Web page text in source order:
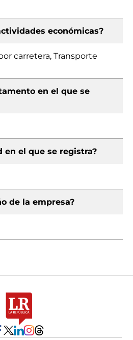
económicas?
carretera, Transporte
en el que se
en el que se registra?
de la empresa?